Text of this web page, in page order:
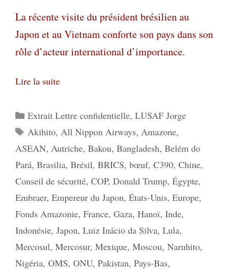
La récente visite du président brésilien au
Japon et au Vietnam conforte son pays dans son
rôle d’acteur international d’importance.
Lire la suite
Catégories
Extrait Lettre confidentielle, LUSAF Jorge
Étiquettes
Akihito, All Nippon Airways, Amazone,
ASEAN, Autriche, Bakou, Bangladesh, Belém do
Pará, Brasilia, Brésil, BRICS, bœuf, C390, Chine,
Conseil de sécurité, COP, Donald Trump, Égypte,
Embraer, Empereur du Japon, États-Unis, Europe,
Fonds Amazonie, France, Gaza, Hanoï, Inde,
Indonésie, Japon, Luiz Inácio da Silva, Lula,
Mercosul, Mercosur, Mexique, Moscou, Naruhito,
Nigéria, OMS, ONU, Pakistan, Pays-Bas,